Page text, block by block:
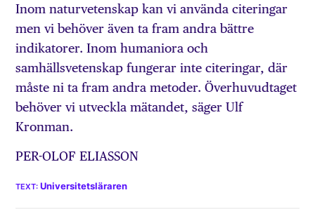
Inom naturvetenskap kan vi använda citeringar
men vi behöver även ta fram andra bättre
indikatorer. Inom humaniora och
samhällsvetenskap fungerar inte citeringar, där
måste ni ta fram andra metoder. Överhuvudtaget
behöver vi utveckla mätandet, säger Ulf
Kronman.
PER-OLOF ELIASSON
Universitetsläraren